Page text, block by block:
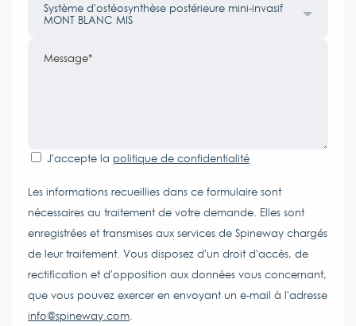
Système d'ostéosynthèse postérieure mini-invasif
MONT BLANC MIS
Message
J'accepte la politique de confidentialité
Les informations recueillies dans ce formulaire sont
nécessaires au traitement de votre demande. Elles sont
enregistrées et transmises aux services de Spineway chargés
de leur traitement. Vous disposez d'un droit d'accès, de
rectification et d'opposition aux données vous concernant,
que vous pouvez exercer en envoyant un e-mail à l'adresse
info@spineway.com.